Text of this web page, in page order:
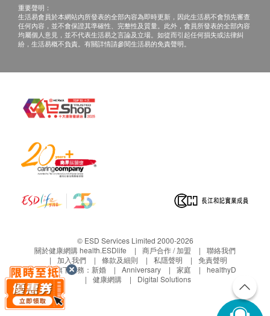
重要聲明：
生活易會員於本網站內所發表的全部內容為即時更新，因此生活易不會預先審查
任何內容，並不會保證其準確性、完整性及質量。此外，會員所發表的全部內容
均屬個人意見，並不代表生活易之言論及立場。如從而引起任何損失或法律糾
紛，生活易概不負責。有關詳情請參閱生活易的免責聲明。
© ESD Services Limited 2000-2026
關於健康網購 health.ESDlife
商戶合作 / 加盟
聯絡我們
加入我們
條款及細則 私隱聲明
免責聲明
生活易旗下業務： 新婚 Anniversary 家庭
healthyD
健康網購
Digital Solutions